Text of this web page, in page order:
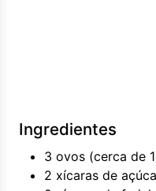
Ingredientes
3 ovos (cerca de
2 xícaras de